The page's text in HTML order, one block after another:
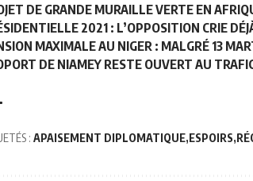
DE GRANDE MURAILLE VERTE EN
2021 : L’OPPOSITION CRIE
MAXIMALE AU NIGER : MALGRÉ 13
DE NIAMEY RESTE OUVERT AU
: APAISEMENT DIPLOMATIQUE ESPOIRS